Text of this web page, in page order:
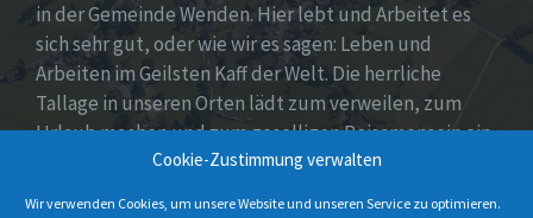
Cookie-Zustimmung verwalten
Wir verwenden Cookies, um unsere Website und unseren Service zu optimieren.
in der Gemeinde Wenden. Hier lebt und Arbeitet es
sich sehr gut, oder wie wir es sagen: Leben und
Arbeiten im Geilsten Kaff der Welt. Die herrliche
Tallage in unseren Orten lädt zum verweilen, zum
Urlaub machen und zum geselligen Beisamensein ein.
Dies wird auch durch unser aktives Vereinsleben
unter Beweis gestellt.